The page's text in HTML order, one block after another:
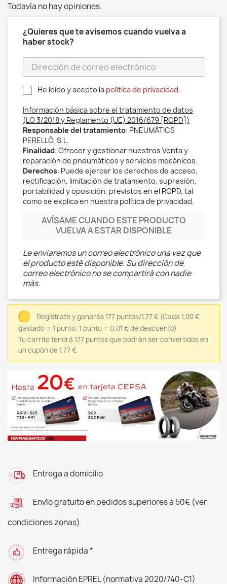
Todavía no hay opiniones.
¿Quieres que te avisemos cuando vuelva a
haber stock?
He leído y acepto la política de privacidad.
Información básica sobre el tratamiento de datos
(LO 3/2018 y Reglamento (UE) 2016/679 [RGPD])
Responsable del tratamiento: PNEUMÀTICS
PERELLÓ, S.L.
Finalidad: Ofrecer y gestionar nuestros Venta y
reparación de pneumáticos y servicios mecánicos.
Derechos: Puede ejercer los derechos de acceso,
rectificación, limitación de tratamiento, supresión,
portabilidad y oposición, previstos en el RGPD, tal
como se explica en nuestra política de privacidad.
AVÍSAME CUANDO ESTE PRODUCTO
VUELVA A ESTAR DISPONIBLE
Le enviaremos un correo electrónico una vez que
el producto esté disponible. Su dirección de
correo electrónico no se compartirá con nadie
más.
Regístrate y ganarás 177 puntos/1,77 € (Cada 1,00 €
gastado = 1 punto, 1 punto = 0,01 € de descuento)
Tu carrito tendrá 177 puntos que podrán ser convertidos en
un cupón de 1,77 €.
Entrega a domicilio
Envío gratuito en pedidos superiores a 50€ (ver
condiciones zonas)
Entrega rápida *
Información EPREL (normativa 2020/740-C1)